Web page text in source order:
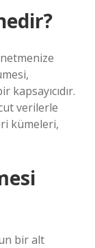
verilerle
kümeleri,
bir alt